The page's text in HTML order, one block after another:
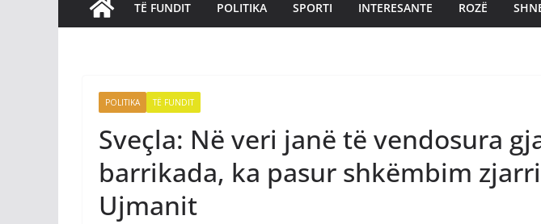
TË FUNDIT POLITIKA SPORTI INTERESANTE ROZË
POLITIKA TË FUNDIT
Sveçla: Në veri janë të vendosura
barrikada, ka pasur shkëmbim
Ujmanit